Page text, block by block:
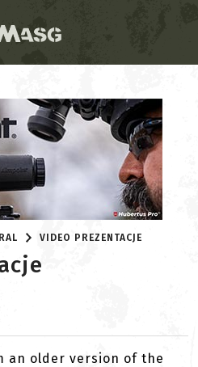
VIDEO PREZENTACJE
an older version of the